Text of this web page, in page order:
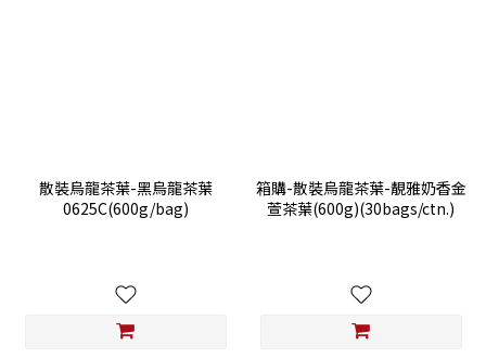
散裝烏龍茶葉-黑烏龍茶葉
0625C(600g/bag)
箱購-散裝烏龍茶葉-靚雅奶香金
萱茶葉(600g)(30bags/ctn.)